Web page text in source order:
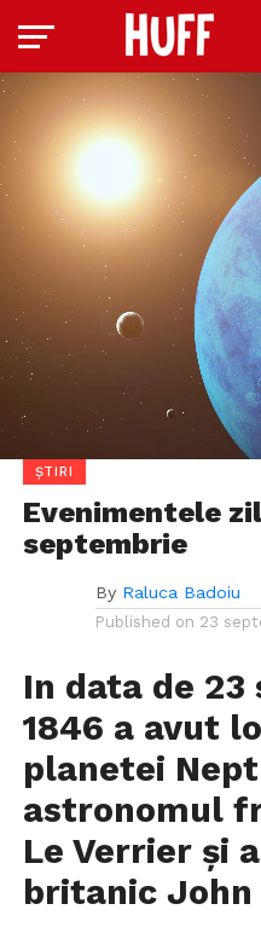
ȘTIRI
Evenimentele
septembrie
By Raluca Badoiu
Published on 23
In data de
1846 a avut
planetei
astronomul
Le Verrier și
britanic John